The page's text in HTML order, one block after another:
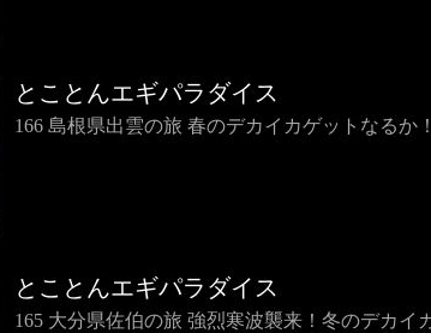
とことんエギパラダイス
166 島根県出雲の旅 春のデカイカゲットなるか
とことんエギパラダイス
165 大分県佐伯の旅 強烈寒波襲来！冬のデカイ